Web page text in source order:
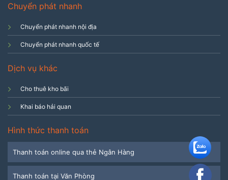
Chuyển phát nhanh
Chuyển phát nhanh nội địa
Chuyển phát nhanh quốc tế
Dịch vụ khác
Cho thuê kho bãi
Khai báo hải quan
Hình thức thanh toán
Thanh toán online qua thẻ Ngân Hàng
Thanh toán tại Văn Phòng